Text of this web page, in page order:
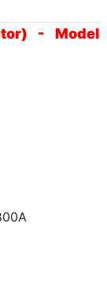
- Model